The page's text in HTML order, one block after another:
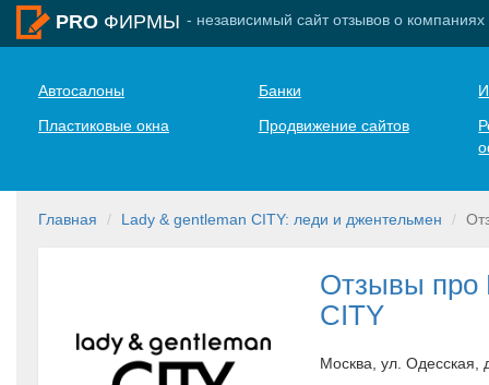
PRO ФИРМЫ - независимый сайт отзывов о компаниях
Автосалоны Банки
Пластиковые окна
Продвижение сайтов
Главная Lady & gentleman CITY: леди и джентельмен
Отзывы про
CITY
Москва, ул. Одесская,